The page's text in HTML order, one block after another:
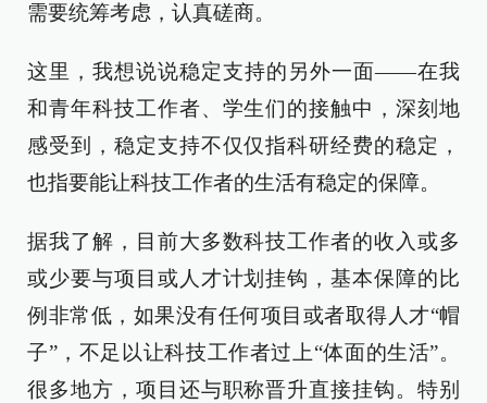
需要统筹考虑，认真磋商。
这里，我想说说稳定支持的另外一面——在我
和青年科技工作者、学生们的接触中，深刻地
感受到，稳定支持不仅仅指科研经费的稳定，
也指要能让科技工作者的生活有稳定的保障。
据我了解，目前大多数科技工作者的收入或多
或少要与项目或人才计划挂钩，基本保障的比
例非常低，如果没有任何项目或者取得人才“帽
子”，不足以让科技工作者过上“体面的生活”。
很多地方，项目还与职称晋升直接挂钩。特别